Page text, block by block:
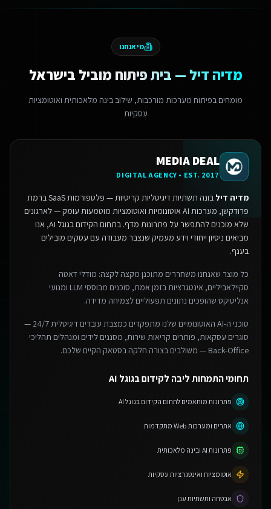
מי אנחנו
מדיה דיל — בית פיתוח מוביל בישראל
מומחים בפיתוח מערכות מורכבות, שילוב בינה מלאכותית ואוטומציות
עסקיות
MEDIA DEAL
DIGITAL AGENCY • EST. 2017
מדיה דיל
בונה תשתיות דיגיטליות קריטיות — פלטפורמות SaaS ברמת
פרודקשן, מערכות AI אוטונומיות ואוטומציות מוטמעות עומק — לארגונים
שלא מוכנים להתפשר על פתרונות מדף.
בתחום הקידום בגוגל AI, אנו
מביאים ניסיון ייחודי וידע מעמיק שנצבר מעבודה עם עסקים מובילים
בענף.
כל מוצר שאנחנו משחררים מתוכנן מקצה לקצה: מודלי דאטה
סקיילאביליים, אינטגרציות בזמן אמת, סוכנים מבוססי LLM ומנועי
אנליטיקס שהופכים נתונים תפעוליים לצמיחה מדידה.
סוכני ה-AI האוטונומיים שלנו מתפקדים כמצבת עובדים דיגיטלית 24/7 —
סוגרים עסקאות, פותרים קריאות שירות, מסננים לידים ומנהלים תהליכי
Back-Office — משולבים בצורה חלקה בסטאק הקיים שלכם.
תחומי התמחות ליבה לקידום בגוגל AI
פתרונות מותאמים לתחום הקידום בגוגל AI
אתרים ומערכות Web מתקדמות
פתרונות AI ובינה מלאכותית
אוטומציות ואינטגרציות עסקיות
אבטחה ותשתיות ענן